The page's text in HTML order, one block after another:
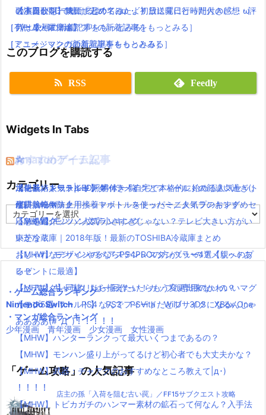
歌！
［TV・映画の新着記事をもっとみる］
ノ演奏がCDで聴けるよ(｀・ω・´)
［ゲーム・スマホアプリの新着記事をもっとみる］
【本日公開】映画「君の名は。」初日に見に行った人の感想・評
判は？
［アニメ・マンガの新着記事をもっとみる］
の主題歌を一気にまとめてみたよ！放送曜日と時間付き(｀・ω・
´)！【火曜日編】
［ミュージックの新着記事をもっとみる］
このブログを購読する
RSS Feedly
Widgets In Tabs
おすすめゲーム記事
【モンハンワールド】キャラメイクとフィールドの顔違い過ぎ(;
´Д｀)www
【MHW】モンハン文字小さすぎじゃない？テレビ大きい方がい
いかな？
【MHW】モンハンやるならPS4PROの方がいいの？メリットあ
る？
【MHW】キャラクリは一回作ったらもう変更出来ないの？
【モンハンワールド】なんでフィードだとブサイクになるんじゃ
ああああ(#ﾟДﾟ)！！！！！
【MHW】ハンターランクって最大いくつまであるの？
【MHW】モンハン盛り上がってるけど初心者でも大丈夫かな？
【MHW】武器：チャアクのおすすめなところ教えて|д･)
！！！！
【MHW】トビカガチのハンマー素材の鉱石って何なん？入手法
Amazonアイテム
水耕栽培キット|LED照明付き！自宅で本格的に始める人気セット
水耕栽培キット｜ペットボトルを使ったミニタイプのおすすめセ
ットを紹介
東芝冷蔵庫｜2018年版！最新のTOSHIBA冷蔵庫まとめ
おしゃれなデザインのペアステンレスタンブラー4選【親へのプ
レゼントに最適】
【ペアマグ】同棲したら揃えたい！カップル専用のかわいいマグ
カップ5選
☆
ニンテンドースイッチ 本体 一覧
使い捨てマスク
☆
消化器／人気ランキング
耐震・転倒防止用接着マット・ストッパー／人気ランキング
応急処置グッツ／人気ランキング
☆
カテゴリー
カ
テ
リ
ー
・ゲーム総合ランキング
Nintendo Switch
PS4 PS3 PSVita WiiU 3DS
XBox One
・マンガ総合ランキング
少年漫画
青年漫画 少女漫画 女性漫画
「ゲーム攻略」の人気記事
店主の孫「入荷を阻む古い罠」／FF15サブクエスト攻略